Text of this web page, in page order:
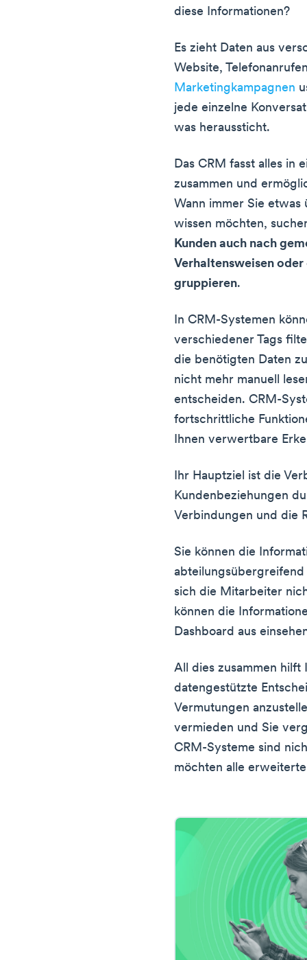
diese Informationen?
Es zieht Daten aus
Website,
Marketingkampagnen
jede einzelne
was heraussticht.
Das CRM fasst alles in
zusammen und
Wann immer Sie
wissen möchten,
Kunden auch nach
Verhaltensweisen
gruppieren.
In CRM-Systemen
verschiedener Tags
die benötigten Daten
nicht mehr manuell
entscheiden. CRM-
fortschrittliche
Ihnen verwertbare
Ihr Hauptziel ist die
Kundenbeziehungen
Verbindungen und die
Sie können die
abteilungsübergreifend
sich die Mitarbeiter
können die
Dashboard aus
All dies zusammen hilft
datengestützte
Vermutungen
vermieden und Sie
CRM-Systeme sind
möchten alle